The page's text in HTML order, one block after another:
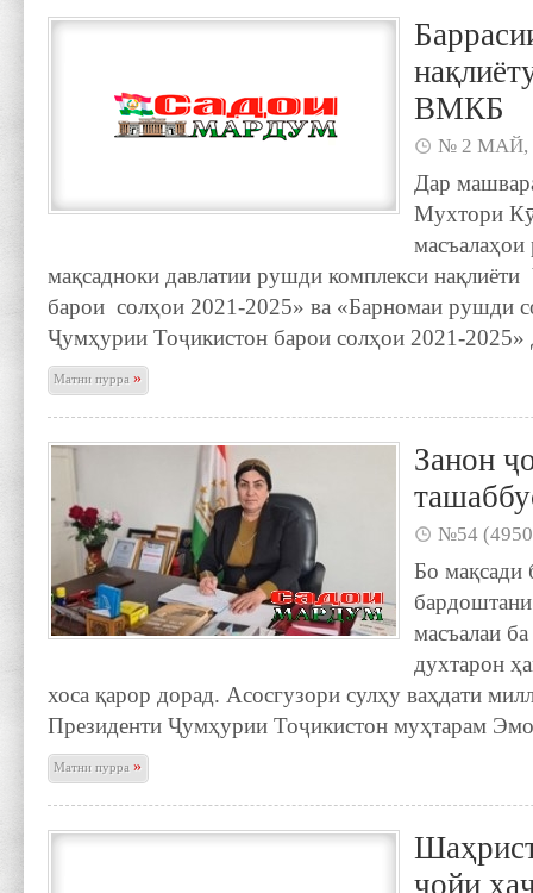
ВМКБ
№ 2 МАЙ,
Дар
Мухтори
мақсадноки давлатии рушди комплекси
барои солҳои 2021-2025» ва «Барномаи рушди
Ҷумҳурии Тоҷикистон барои солҳои 2021-2025»
Матни пурра»
Занон
№54
Бо мақсади
масъалаи
духтарон
хоса қарор дорад. Асосгузори сулҳу ваҳдати
Президенти Ҷумҳурии Тоҷикистон муҳтарам
Матни пурра»
ҷойи